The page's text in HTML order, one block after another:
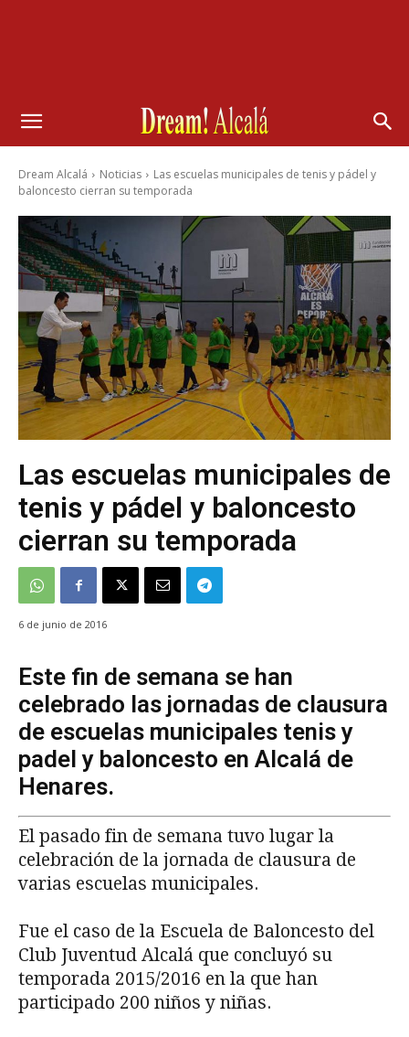
Dream Alcalá Noticias
Las escuelas municipales de tenis y pádel y
baloncesto cierran su temporada
Las escuelas municipales de
tenis y pádel y baloncesto
cierran su temporada
6 de junio de 2016
Este fin de semana se han
celebrado las jornadas de clausura
de escuelas municipales tenis y
padel y baloncesto en Alcalá de
Henares.
El pasado fin de semana tuvo lugar la
celebración de la jornada de clausura de
varias escuelas municipales.
Fue el caso de la Escuela de Baloncesto del
Club Juventud Alcalá que concluyó su
temporada 2015/2016 en la que han
participado 200 niños y niñas.